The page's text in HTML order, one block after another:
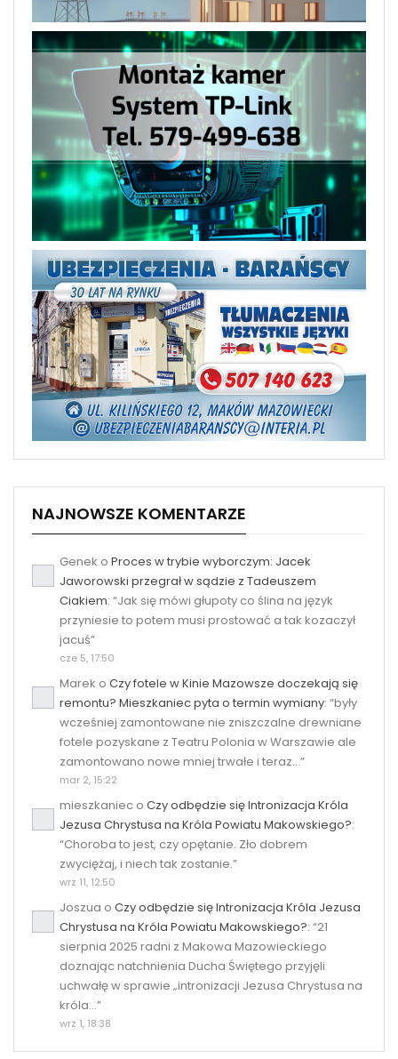
NAJNOWSZE KOMENTARZE
Genek o Proces w trybie wyborczym: Jacek
Jaworowski przegrał w sądzie z Tadeuszem
Ciakiem: “Jak się mówi głupoty co ślina na język
przyniesie to potem musi prostować a tak kozaczył
jacuś”
cze 5, 17:50
Marek o Czy fotele w Kinie Mazowsze doczekają się
remontu? Mieszkaniec pyta o termin wymiany: “były
wcześniej zamontowane nie zniszczalne drewniane
fotele pozyskane z Teatru Polonia w Warszawie ale
zamontowano nowe mniej trwałe i teraz…”
mar 2, 15:22
mieszkaniec o Czy odbędzie się Intronizacja Króla
Jezusa Chrystusa na Króla Powiatu Makowskiego?:
“Choroba to jest, czy opętanie. Zło dobrem
zwyciężaj, i niech tak zostanie.”
wrz 11, 12:50
Joszua o Czy odbędzie się Intronizacja Króla Jezusa
Chrystusa na Króla Powiatu Makowskiego?: “21
sierpnia 2025 radni z Makowa Mazowieckiego
doznając natchnienia Ducha Świętego przyjęli
uchwałę w sprawie „intronizacji Jezusa Chrystusa na
króla…”
wrz 1, 18:38